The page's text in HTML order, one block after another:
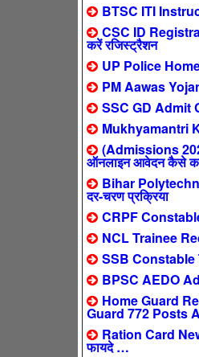
BTSC ITI
CSC ID
करें रजिस्ट्रैशन
UP Police Home
PM Aawas
SSC GD Admit
Mukhyamantri
(Admissions
ऑनलाइन आवेदन कैसे
Bihar
दर-चरण प्रक्रिया
CRPF
NCL Trainee
SSB
BPSC AEDO
Home Guard
Guard 772 Posts
Ration Card
फायदे …